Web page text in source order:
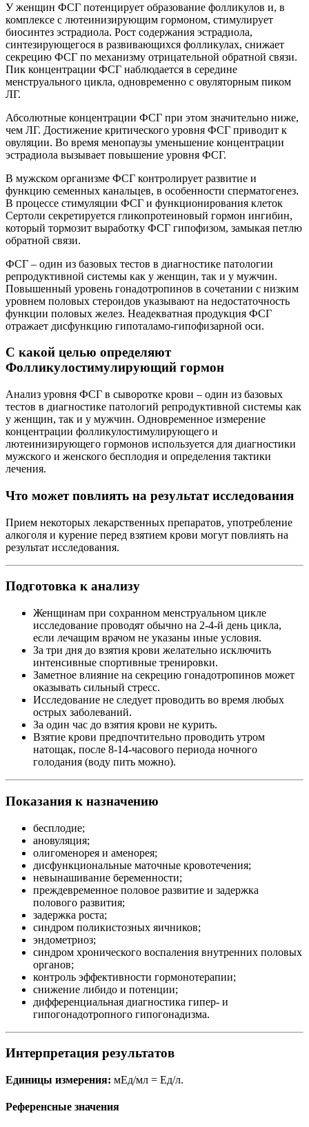
У женщин ФСГ потенцирует образование фолликулов и, в
комплексе с лютеинизирующим гормоном, стимулирует
биосинтез эстрадиола. Рост содержания эстрадиола,
синтезирующегося в развивающихся фолликулах, снижает
секрецию ФСГ по механизму отрицательной обратной связи.
Пик концентрации ФСГ наблюдается в середине
менструального цикла, одновременно с овуляторным пиком
ЛГ.
Абсолютные концентрации ФСГ при этом значительно ниже,
чем ЛГ. Достижение критического уровня ФСГ приводит к
овуляции. Во время менопаузы уменьшение концентрации
эстрадиола вызывает повышение уровня ФСГ.
В мужском организме ФСГ контролирует развитие и
функцию семенных канальцев, в особенности сперматогенез.
В процессе стимуляции ФСГ и функционирования клеток
Сертоли секретируется гликопротеиновый гормон ингибин,
который тормозит выработку ФСГ гипофизом, замыкая петлю
обратной связи.
ФСГ – один из базовых тестов в диагностике патологии
репродуктивной системы как у женщин, так и у мужчин.
Повышенный уровень гонадотропинов в сочетании с низким
уровнем половых стероидов указывают на недостаточность
функции половых желез. Неадекватная продукция ФСГ
отражает дисфункцию гипоталамо-гипофизарной оси.
С какой целью определяют
Фолликулостимулирующий гормон
Анализ уровня ФСГ в сыворотке крови – один из базовых
тестов в диагностике патологий репродуктивной системы как
у женщин, так и у мужчин. Одновременное измерение
концентрации фолликулостимулирующего и
лютеинизирующего гормонов используется для диагностики
мужского и женского бесплодия и определения тактики
лечения.
Что может повлиять на результат исследования
Прием некоторых лекарственных препаратов, употребление
алкоголя и курение перед взятием крови могут повлиять на
результат исследования.
Подготовка к анализу
Женщинам при сохранном менструальном цикле
исследование проводят обычно на 2-4-й день цикла,
если лечащим врачом не указаны иные условия.
За три дня до взятия крови желательно исключить
интенсивные спортивные тренировки.
Заметное влияние на секрецию гонадотропинов может
оказывать сильный стресс.
Исследование не следует проводить во время любых
острых заболеваний.
За один час до взятия крови не курить.
Взятие крови предпочтительно проводить утром
натощак, после 8-14-часового периода ночного
голодания (воду пить можно).
Показания к назначению
бесплодие;
ановуляция;
олигоменорея и аменорея;
дисфункциональные маточные кровотечения;
невынашивание беременности;
преждевременное половое развитие и задержка
полового развития;
задержка роста;
синдром поликистозных яичников;
эндометриоз;
синдром хронического воспаления внутренних половых
органов;
контроль эффективности гормонотерапии;
снижение либидо и потенции;
дифференциальная диагностика гипер- и
гипогонадотропного гипогонадизма.
Интерпретация результатов
Единицы измерения: мЕд/мл = Ед/л.
Референсные значения